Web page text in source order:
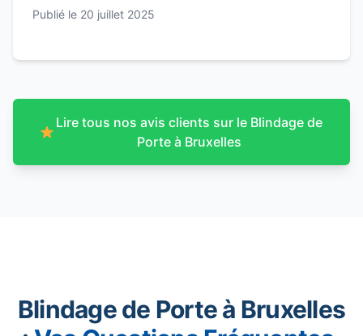
Publié le 20 juillet 2025
Lire tous nos avis clients sur le Blindage de
Porte à Bruxelles
Blindage de Porte à Bruxelles